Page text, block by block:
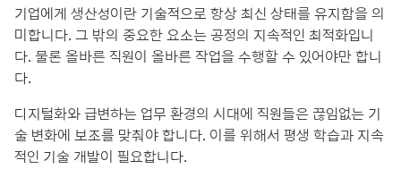
기업에게 생산성이란 기술적으로 항상 최신 상태를 유지함을 의
미합니다. 그 밖의 중요한 요소는 공정의 지속적인 최적화입니
다. 물론 올바른 직원이 올바른 작업을 수행할 수 있어야만 합니
다.
디지털화와 급변하는 업무 환경의 시대에 직원들은 끊임없는 기
술 변화에 보조를 맞춰야 합니다. 이를 위해서 평생 학습과 지속
적인 기술 개발이 필요합니다.